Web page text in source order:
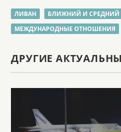
ЛИВАН
БЛИЖНИЙ И СРЕДНИЙ
МЕЖДУНАРОДНЫЕ ОТНОШЕНИЯ
ДРУГИЕ